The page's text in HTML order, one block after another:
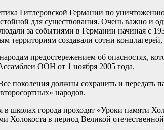
Гитлеровской Германии по
для существования. Очень важно и
за событиями в Германии начиная с
территориям создавали сотни концлагерей,
предостережением об опасностях,
ООН от 1 ноября 2005 года.
поколения должны сохранить и передать
народов.
в школах города проходят «Уроки памяти
Холокоста в период Великой